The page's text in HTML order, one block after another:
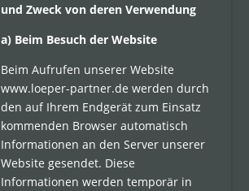
und Zweck von deren Verwendung
a) Beim Besuch der Website
Beim Aufrufen unserer Website
www.loeper-partner.de werden durch
den auf Ihrem Endgerät zum Einsatz
kommenden Browser automatisch
Informationen an den Server unserer
Website gesendet. Diese
Informationen werden temporär in